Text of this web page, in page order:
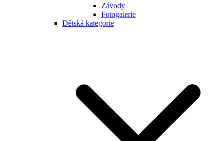
Závody
Fotogalerie
Dětská kategorie